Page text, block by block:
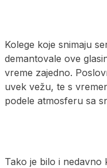
Kolege koje snimaju
demantovale ove
vreme zajedno.
uvek vežu, te s
podele atmosferu sa
Tako je bilo i nedavno